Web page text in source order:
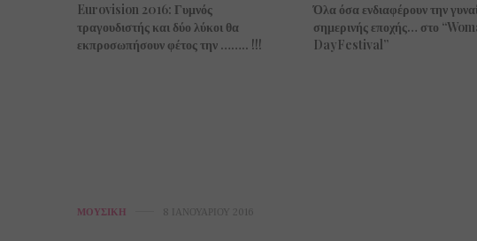
Eurovision 2016: Γυμνός
τραγουδιστής και δύο λύκοι θα
εκπροσωπήσουν φέτος την …….. !!!
Όλα όσα ενδιαφέρουν την
σημερινής εποχής… στο
DayFestival”
ΜΟΥΣΙΚΉ 8 ΙΑΝΟΥΑΡΊΟΥ 2016